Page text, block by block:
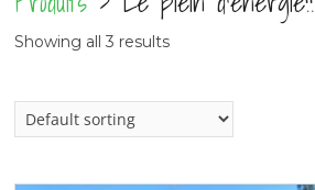
Showing all 3 results